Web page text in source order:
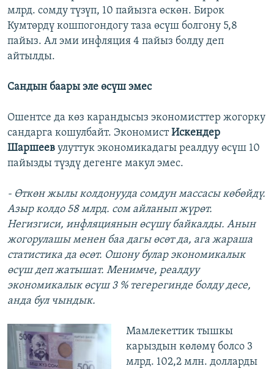
млрд. сомду түзүп, 10 пайызга өскөн. Бирок
Кумтөрдү кошпогондогу таза өсүш болгону 5,8
пайыз. Ал эми инфляция 4 пайыз болду деп
айтылды.
Сандын баары эле өсүш эмес
Ошентсе да көз карандысыз экономисттер жогорку
сандарга кошулбайт. ЭкономистИскендер
Шаршеев улуттук экономикадагы реалдуу өсүш 10
пайызды түздү дегенге макул эмес.
- Өткөн жылы колдонууда сомдун массасы көбөйдү.
Азыр колдо 58 млрд. сом айланып жүрөт.
Негизгиси, инфляциянын өсүшү байкалды. Анын
жогорулашы менен баа дагы өсөт да, ага жараша
статистика да өсөт. Ошону булар экономикалык
өсүш деп жатышат. Менимче, реалдуу
экономикалык өсүш 3 % тегерегинде болду десе,
анда бул чындык.
Мамлекеттик тышкы
карыздын көлөмү болсо 3
млрд. 102,2 млн. долларды